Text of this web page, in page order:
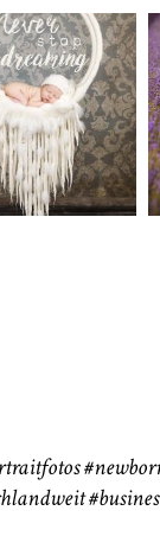
Newborn